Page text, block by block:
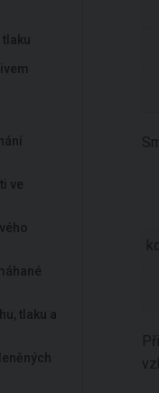
tlaku
ve
tlaku a